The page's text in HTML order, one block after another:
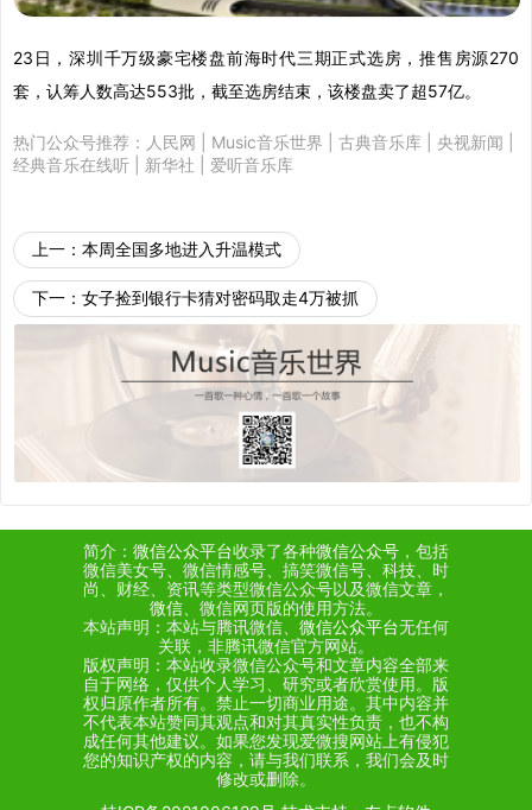
23日，深圳千万级豪宅楼盘前海时代三期正式选房，推售房源270
套，认筹人数高达553批，截至选房结束，该楼盘卖了超57亿。
热门公众号推荐： 人民网 Music音乐世界 古典音乐库 央视新闻
经典音乐在线听
新华社 爱听音乐库
上一： 本周全国多地进入升温模式
下一： 女子捡到银行卡猜对密码取走4万被抓
简介： 微信公众平台收录了各种微信公众号 ，包括
微信美女号、微信情感号、搞笑微信号、科技、时
尚、财经、资讯等类型微信公众号以及微信文章，
微信 、微信网页版的使用方法。
本站声明：本站与腾讯微信、 微信公众平台无任何
关联，非腾讯微信官方网站。
版权声明：本站收录微信公众号和文章内容全部来
自于网络，仅供个人学习、研究或者欣赏使用。版
权归原作者所有。禁止一切商业用途。其中内容并
不代表本站赞同其观点和对其真实性负责，也不构
成任何其他建议。如果您发现爱微搜网站上有侵犯
您的知识产权的内容，请与我们联系，我们会及时
修改或删除。